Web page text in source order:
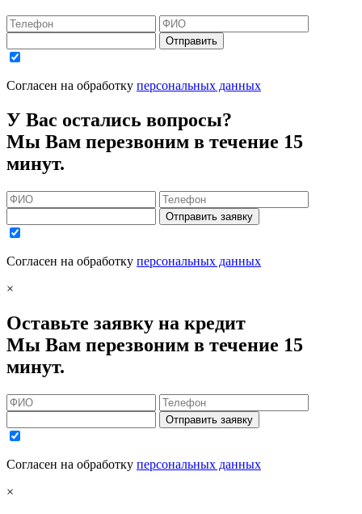
Отправить
Согласен на обработку персональных данных
У Вас остались вопросы?
Мы Вам перезвоним в течение 15
минут.
Отправить заявку
Согласен на обработку персональных данных
×
Оставьте заявку на кредит
Мы Вам перезвоним в течение 15
минут.
Отправить заявку
Согласен на обработку персональных данных
×